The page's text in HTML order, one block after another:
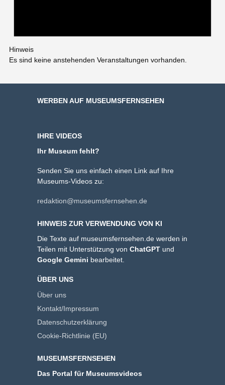
Hinweis
Es sind keine anstehenden Veranstaltungen vorhanden.
WERBEN AUF MUSEUMSFERNSEHEN
IHRE VIDEOS
Ihr Museum fehlt?
Senden Sie uns einfach einen Link auf Ihre
Museums-Videos zu:
redaktion@museumsfernsehen.de
HINWEIS ZUR VERWENDUNG VON KI
Die Texte auf museumsfernsehen.de werden in
Teilen mit Unterstützung von ChatGPT und
Google Gemini bearbeitet.
ÜBER UNS
Über uns
Kontakt/Impressum
Datenschutzerklärung
Cookie-Richtlinie (EU)
MUSEUMSFERNSEHEN
Das Portal für Museumsvideos